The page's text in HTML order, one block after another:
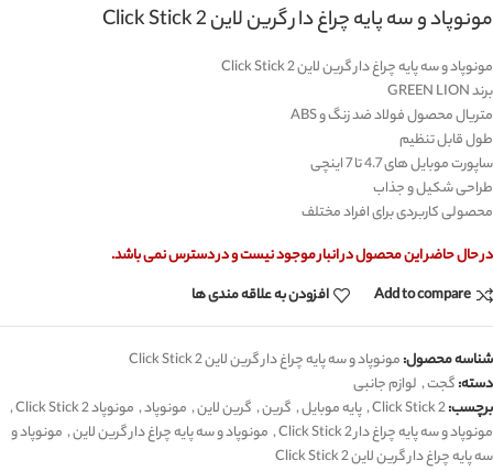
مونوپاد و سه پایه چراغ دار گرین لاین Click Stick 2
مونوپاد و سه پایه چراغ دار گرین لاین Click Stick 2
برند GREEN LION
متریال محصول فولاد ضد زنگ و ABS
طول قابل تنظیم
ساپورت موبایل های 4.7 تا 7 اینچی
طراحی شکیل و جذاب
محصولی کاربردی برای افراد مختلف
در حال حاضر این محصول در انبار موجود نیست و در دسترس نمی باشد.
Add to compare
افزودن به علاقه مندی ها
شناسه محصول:مونوپاد و سه پایه چراغ دار گرین لاین Click Stick 2
دسته:گجت, لوازم جانبی
برچسب:Click Stick 2
,پایه موبایل, گرین, گرین لاین, مونوپاد, مونوپاد Click Stick 2
,
مونوپاد و سه پایه چراغ دار Click Stick 2
, مونوپاد و سه پایه چراغ دار گرین لاین, مونوپاد و
سه پایه چراغ دار گرین لاین Click Stick 2